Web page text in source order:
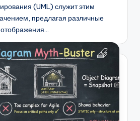
(UML) служит этим
предлагая различные